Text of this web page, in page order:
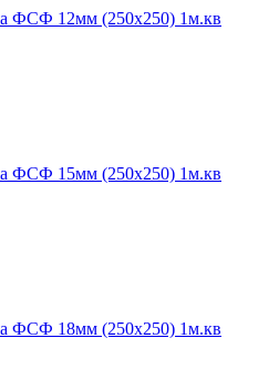
ФСФ 12мм (250х250) 1м.кв
ФСФ 15мм (250х250) 1м.кв
ФСФ 18мм (250х250) 1м.кв